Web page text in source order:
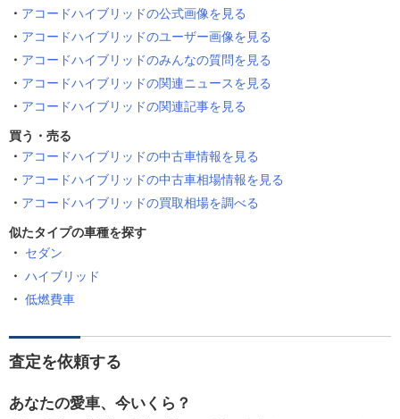
アコードハイブリッドの公式画像を見る
アコードハイブリッドのユーザー画像を見る
アコードハイブリッドのみんなの質問を見る
アコードハイブリッドの関連ニュースを見る
アコードハイブリッドの関連記事を見る
買う・売る
アコードハイブリッドの中古車情報を見る
アコードハイブリッドの中古車相場情報を見る
アコードハイブリッドの買取相場を調べる
似たタイプの車種を探す
セダン
ハイブリッド
低燃費車
査定を依頼する
あなたの愛車、今いくら？